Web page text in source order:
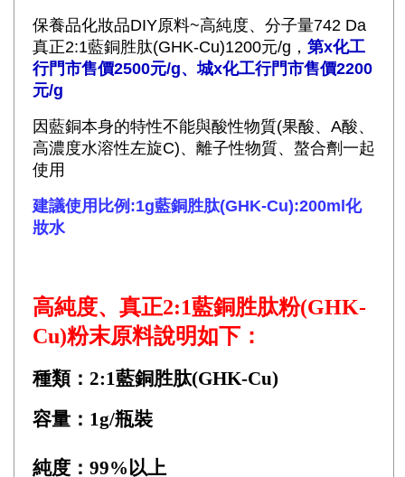
保養品化妝品DIY原料~高純度、 分子量742 Da
真正2:1藍銅胜肽(GHK-Cu)1200元/g， 第x化工
行門市售價2500元/g、城x化工行門市售價2200
元/g
因藍銅本身的特性不能與酸性物質(果酸、A酸、
高濃度水溶性左旋C)、離子性物質、螯合劑一起
使用
建議使用比例:1g藍銅胜肽(GHK-Cu):200ml化
妝水
高純度、真正2:1藍銅胜肽粉(GHK-
Cu)粉末原料說明如下：
種類：2:1藍銅胜肽(GHK-Cu)
容量：1g/瓶裝
純度：99%以上